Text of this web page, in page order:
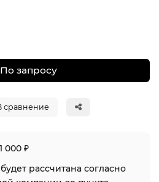
По запросу
сравнение
000 ₽
рассчитана согласно